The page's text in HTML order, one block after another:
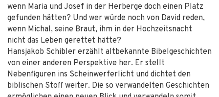
wenn Maria und Josef in der Herberge doch einen Platz
gefunden hätten? Und wer würde noch von David reden,
wenn Michal, seine Braut, ihm in der Hochzeitsnacht
nicht das Leben gerettet hätte?
Hansjakob Schibler erzählt altbekannte Bibelgeschichten
von einer anderen Perspektive her. Er stellt
Nebenfiguren ins Scheinwerferlicht und dichtet den
biblischen Stoff weiter. Die so verwandelten Geschichten